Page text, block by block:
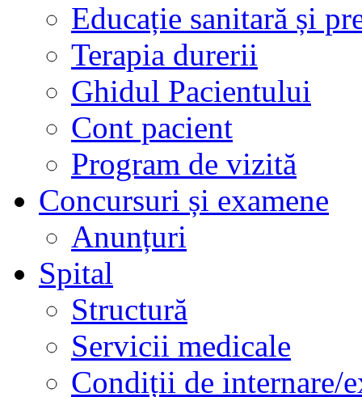
Educație sanitară și
Terapia durerii
Ghidul Pacientului
Cont pacient
Program de vizită
Concursuri și examene
Anunțuri
Spital
Structură
Servicii medicale
Condiții de internare/